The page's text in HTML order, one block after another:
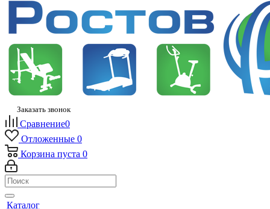
Заказать звонок
Сравнение0
Отложенные 0
Корзина пуста 0
Каталог